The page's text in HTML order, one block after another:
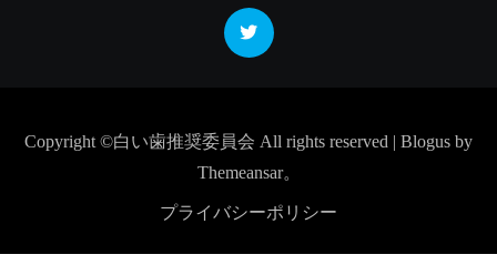
Copyright ©白い歯推奨委員会 All rights reserved | Blogus by
Themeansar。
プライバシーポリシー